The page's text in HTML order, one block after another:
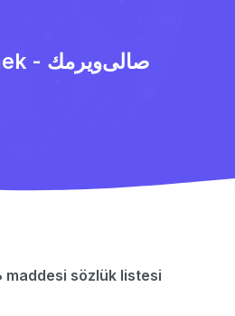
salıvermek - صالی‌ویرمك
salıvermek - صالی‌ویرمك maddesi sözlük listesi